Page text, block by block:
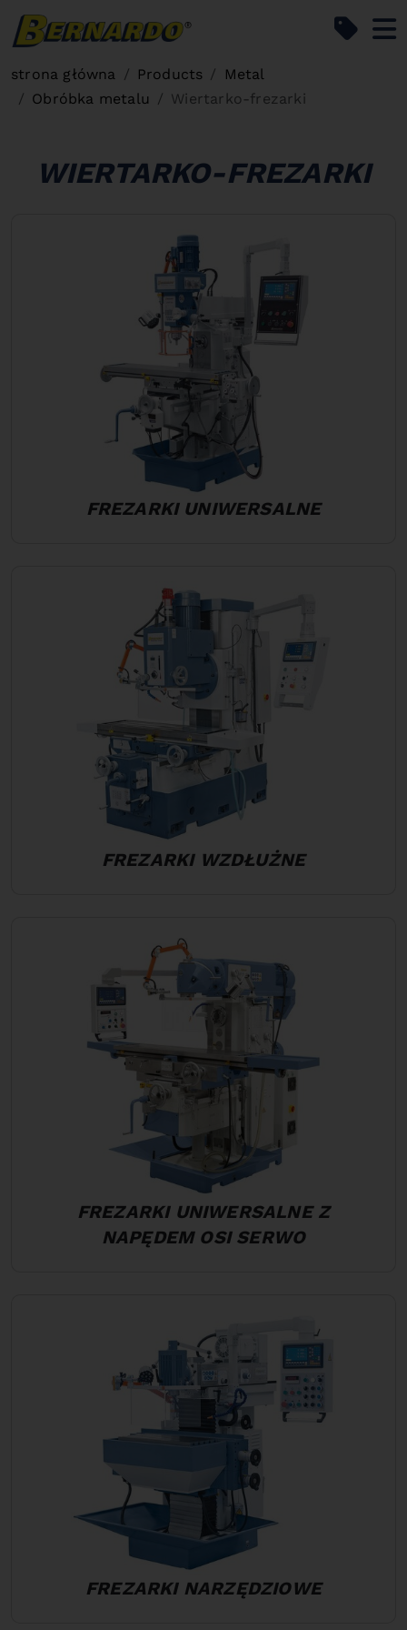
strona główna Products
Metal
Obróbka metalu
Wiertarko-frezarki
WIERTARKO-FREZARKI
FREZARKI UNIWERSALNE
FREZARKI WZDŁUŻNE
FREZARKI UNIWERSALNE Z
NAPĘDEM OSI SERWO
FREZARKI NARZĘDZIOWE